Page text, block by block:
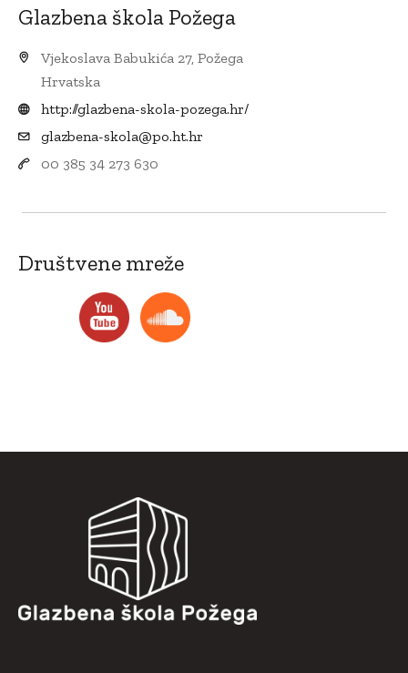
Glazbena škola Požega
Vjekoslava Babukića 27, Požega
Hrvatska
http://glazbena-skola-pozega.hr/
glazbena-skola@po.ht.hr
00 385 34 273 630
Društvene mreže